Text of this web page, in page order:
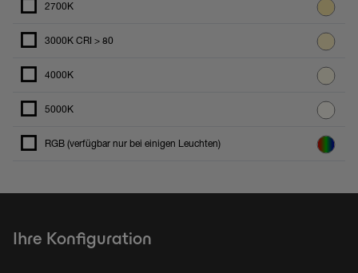
2700K
3000K CRI > 80
4000K
5000K
RGB (verfügbar nur bei einigen Leuchten)
Ihre Konfiguration